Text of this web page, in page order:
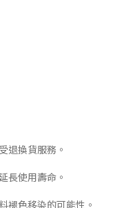
退換貨服務。
長使用壽命。
褪色移染的可能性。